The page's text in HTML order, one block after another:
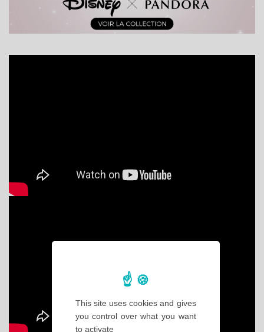
This site uses cookies and gives
you control over what you want
to activate